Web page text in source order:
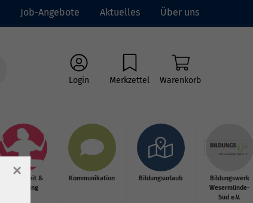
Job-Angebote Aktuelles Über uns
Login Merkzettel Warenkorb
Gesundheit &
Ernährung
Kommunikation Bildungsurlaub
Bildungswerk
Wesermünde-
Süd e.V.
×